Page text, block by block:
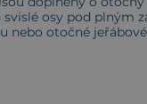
osy pod plným
nebo otočné